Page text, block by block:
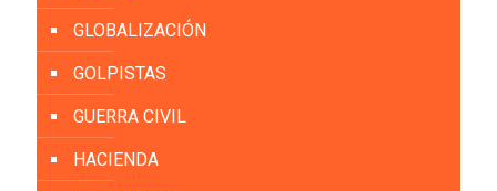
GLOBALIZACIÓN
GOLPISTAS
GUERRA CIVIL
HACIENDA